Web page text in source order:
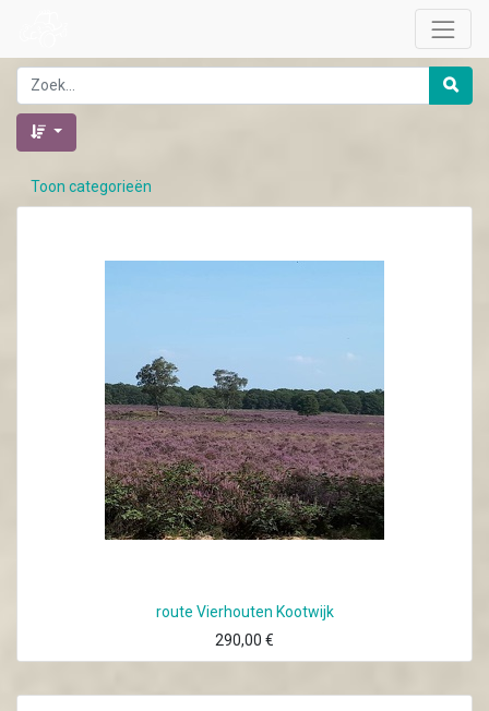
Toon categorieën
route Vierhouten Kootwijk
290,00 €